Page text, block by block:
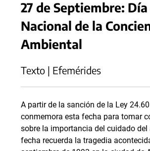
27 de Septiembre: Día
Nacional de la
Ambiental
Texto | Efemérides
A partir de la sanción de la Ley
conmemora esta fecha para tomar
sobre la importancia del cuidado del
fecha recuerda la tragedia